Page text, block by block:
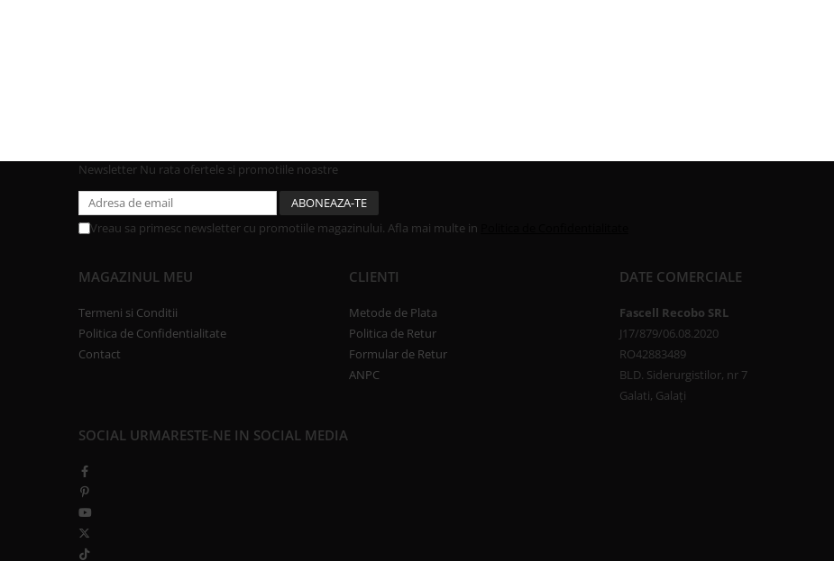
Newsletter Nu rata ofertele si promotiile noastre
Vreau sa primesc newsletter cu promotiile magazinului. Afla mai multe in
MAGAZINUL MEU
Termeni si Conditii
Politica de Confidentialitate
Contact
CLIENTI
Metode de Plata
Politica de Retur
Formular de Retur
ANPC
DATE COMERCIALE
Fascell Recobo SRL
J17/879/06.08.2020
RO42883489
BLD. Siderurgistilor, nr 7
Galati, Galați
SOCIAL URMARESTE-NE IN SOCIAL MEDIA